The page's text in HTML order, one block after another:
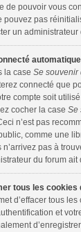
de pouvoir vous
pouvez pas
un administrateur
la case Se souvenir
connecté que
compte soit
cocher la case Se
n’est pas
comme une
pas à
du forum
tous les cookies
d’effacer tous
et